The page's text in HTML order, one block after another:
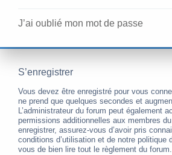
J’ai oublié mon mot de passe
S’enregistrer
Vous devez être enregistré pour vous
ne prend que quelques secondes et
L’administrateur du forum peut également
permissions additionnelles aux membres
enregistrer, assurez-vous d’avoir pris
conditions d’utilisation et de notre politique
vous de bien lire tout le règlement du forum.